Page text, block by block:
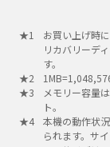
お買い上げ時
リカバリーデ
す。
メモリー容量
ト。
本機の動作状
られます。サ